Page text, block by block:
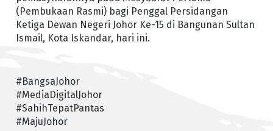
(Pembukaan Rasmi) bagi Penggal Persidangan
Ketiga Dewan Negeri Johor Ke-15 di Bangunan Sultan
Ismail, Kota Iskandar, hari ini.
#BangsaJohor
#MediaDigitalJohor
#SahihTepatPantas
#MajuJohor